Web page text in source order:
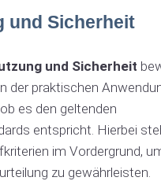
und Sicherheit
und Sicherheit
der praktischen
es den geltenden
entspricht. Hierbei
im Vordergrund,
zu gewährleisten.